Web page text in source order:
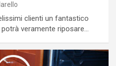
clienti un fantastico
veramente riposare…